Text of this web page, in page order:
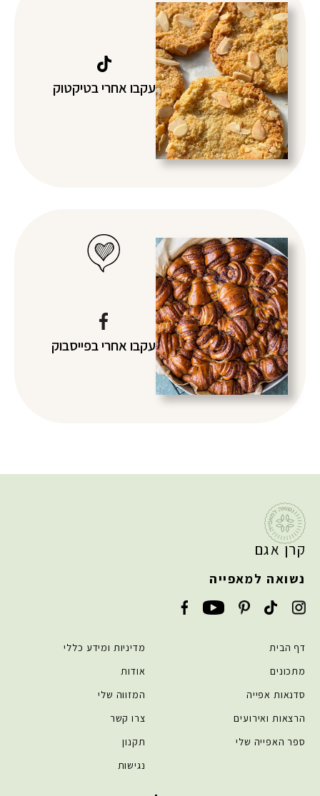
עקבו אחרי בטיקטוק
עקבו אחריבפייסבוק
קרן אגם
נשואה למאפייה
דף הבית
מתכונים
סדנאות אפייה
הרצאות ואירועים
ספר האפייה שלי
מדיניות ומידע כללי
אודות
המזווה שלי
צרו קשר
תקנון
נגישות